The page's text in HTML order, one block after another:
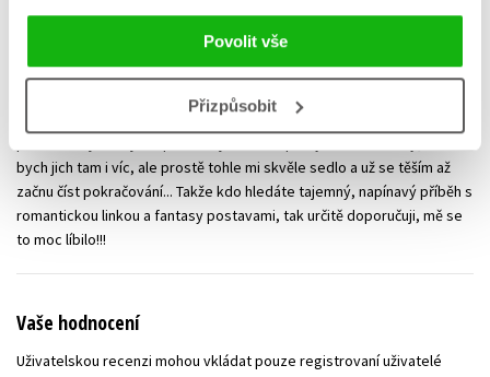
Povolit vše
Přizpůsobit
Příběh se odehrává v současné Praze a zavítáme i do jiných českých
měst a je celý obestřený tajemstvím, které vás nutí číst dál a dál a
hlavně tu vzniká krásná romantická linka mezi hlavní hrdinkou, která
nemá tušení o svém osudu a klukem z královského rodu démonů.
Příběh je vyprávěn z pohledu Anny, ale začíná z pohledu Damiena a
bych jich tam i víc, ale prostě tohle mi skvěle sedlo a už se těším až
začnu číst pokračování... Takže kdo hledáte tajemný, napínavý příběh s
romantickou linkou a fantasy postavami, tak určitě doporučuji, mě se
to moc líbilo!!!
Vaše hodnocení
Uživatelskou recenzi mohou vkládat pouze registrovaní uživatelé